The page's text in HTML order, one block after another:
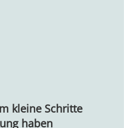
kleine Schritte
haben